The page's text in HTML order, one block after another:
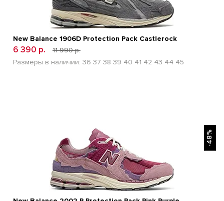
New Balance 1906D Protection Pack Castlerock
6 390 р.
11 990 р.
Размеры в наличии: 36 37 38 39 40 41 42 43 44 45
-48%